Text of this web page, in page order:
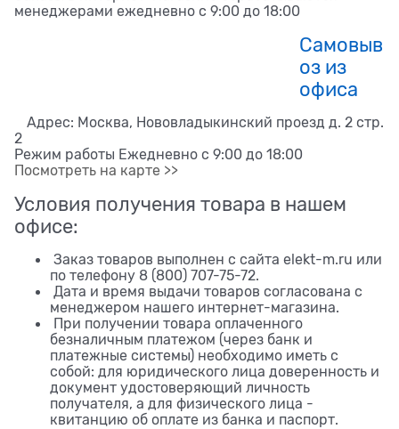
менеджерами ежедневно с 9:00 до 18:00
Самовыв
оз из
офиса
Адрес: Москва, Нововладыкинский проезд д. 2 стр.
2
Режим работы Ежедневно с 9:00 до 18:00
Посмотреть на карте >>
Условия получения товара в нашем
офисе:
Заказ товаров выполнен с сайта elekt-m.ru или
по телефону 8 (800) 707-75-72.
Дата и время выдачи товаров согласована с
менеджером нашего интернет-магазина.
При получении товара оплаченного
безналичным платежом (через банк и
платежные системы) необходимо иметь с
собой: для юридического лица доверенность и
документ удостоверяющий личность
получателя, а для физического лица -
квитанцию об оплате из банка и паспорт.